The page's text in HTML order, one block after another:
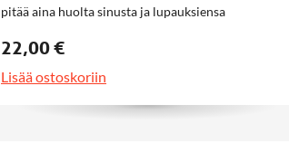
pitää aina huolta sinusta ja lupauksiensa
kertomukset innostavat kuuntelemaan ja kertojan
jatkamaan lukemista. Kirjasta välittyy mm.
Jumala pitää aina huolen omistaan
22,00 €
Lisää ostoskoriin